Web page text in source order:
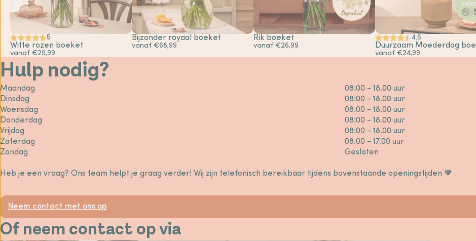
5
Witte rozen boeket
vanaf €29,99
Bijzonder royaal boeket
vanaf €68,99
Rik boeket
vanaf €26,99
4.5
Duurzaam Moederdag
vanaf €24,99
Hulp nodig?
Maandag
Dinsdag
Woensdag
Donderdag
Vrijdag
Zaterdag
Zondag
08:00 - 18.00 uur
08:00 - 18.00 uur
08:00 - 18.00 uur
08:00 - 18.00 uur
08:00 - 18.00 uur
08:00 - 17.00 uur
Gesloten
Heb je een vraag? Ons team helpt je graag verder! Wij zijn telefonisch bereikbaar tijdens bovenstaande openingstijden 🤎
Neem contact met ons op
Of neem contact op via